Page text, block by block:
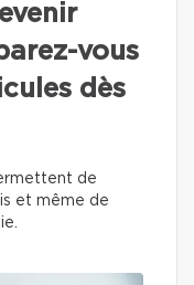
vous
dès
de
et même de